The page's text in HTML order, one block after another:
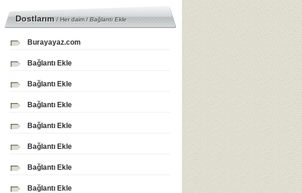
Dostlarım/ Her daim /Bağlantı Ekle
Burayayaz.com
Bağlantı Ekle
Bağlantı Ekle
Bağlantı Ekle
Bağlantı Ekle
Bağlantı Ekle
Bağlantı Ekle
Bağlantı Ekle